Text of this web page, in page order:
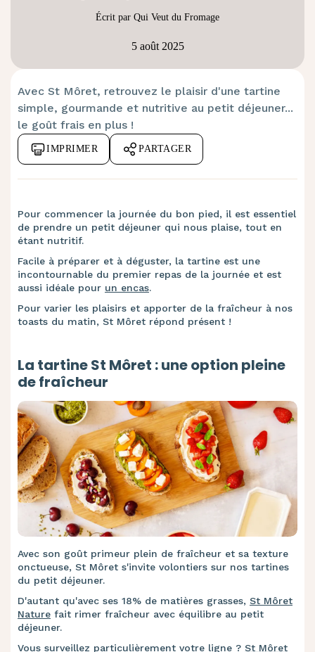
Écrit par Qui Veut du Fromage
5 août 2025
Avec St Môret, retrouvez le plaisir d'une tartine
simple, gourmande et nutritive au petit déjeuner...
le goût frais en plus !
IMPRIMER PARTAGER
Pour commencer la journée du bon pied, il est essentiel
de prendre un petit déjeuner qui nous plaise, tout en
étant nutritif.
Facile à préparer et à déguster, la tartine est une
incontournable du premier repas de la journée et est
aussi idéale pour un encas.
Pour varier les plaisirs et apporter de la fraîcheur à nos
toasts du matin, St Môret répond présent !
La tartine St Môret : une option pleine
de fraîcheur
Avec son goût primeur plein de fraîcheur et sa texture
onctueuse, St Môret s'invite volontiers sur nos tartines
du petit déjeuner.
D'autant qu'avec ses 18% de matières grasses, St Môret
Nature fait rimer fraîcheur avec équilibre au petit
déjeuner.
Vous surveillez particulièrement votre ligne ? St Môret